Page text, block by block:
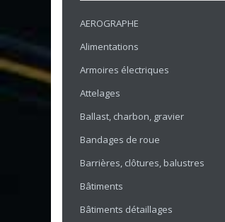
AEROGRAPHE
Alimentations
Armoires électriques
Attelages
Ballast, charbon, gravier
Bandages de roue
Barrières, clôtures, balustres
Bâtiments
Bâtiments détaillages